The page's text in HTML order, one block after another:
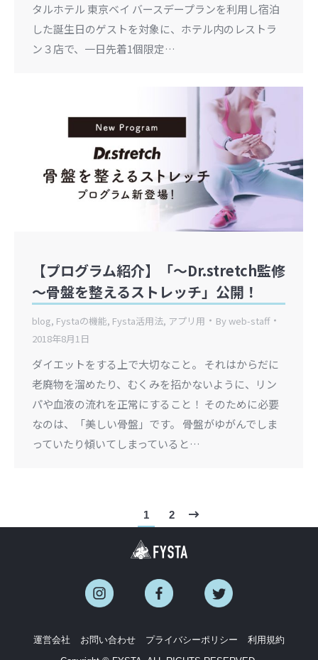
タルホテル 東京ベイ バースデープランを利用し宿泊
した誕生日のゲストを対象に、ホテル内のレストラ
ン３店で、一日先着1個限定…
【プログラム紹介】「～Dr.stretch監修
～骨盤を整えるストレッチ」公開！
blog, Fystaの機能, Fysta活用法, アプリ用 Byweb-staff
2018年8月1日
ダイエットをする上で大切なこと。 それはからだに
老廃物を溜めたり、むくみを招かないように、リン
パや血液の流れを正常にすること！ そのために必要
なのは、「美しい骨盤」です。 骨盤がゆがんでしま
っていたり傾いてしまっていると…
1 2
運営会社 お問い合わせ プライバシーポリシー
利用規約